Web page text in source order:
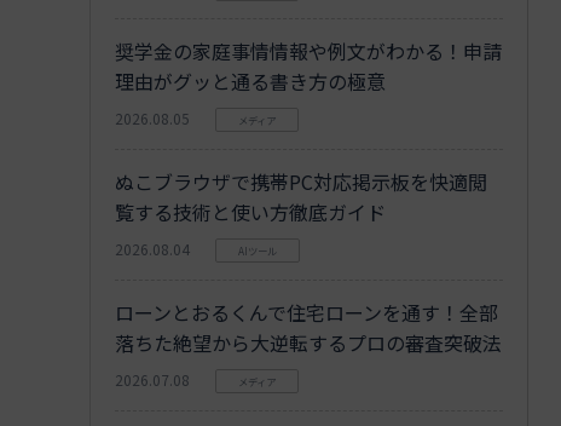
奨学金の家庭事情情報や例文がわかる！申請
理由がグッと通る書き方の極意
2026.08.05 メディア
ぬこブラウザで携帯PC対応掲示板を快適閲
覧する技術と使い方徹底ガイド
2026.08.04 AIツール
ローンとおるくんで住宅ローンを通す！全部
落ちた絶望から大逆転するプロの審査突破法
2026.07.08 メディア